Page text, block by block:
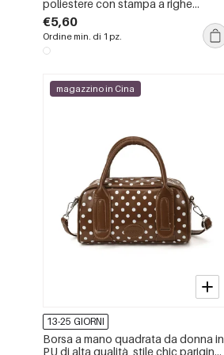
poliestere con stampa a righe
multicolore, stile chic parigino.
€5,60
Ordine min. di 1 pz.
magazzino in Cina
13-25 GIORNI
Borsa a mano quadrata da donna in
PU di alta qualità, stile chic parigino,